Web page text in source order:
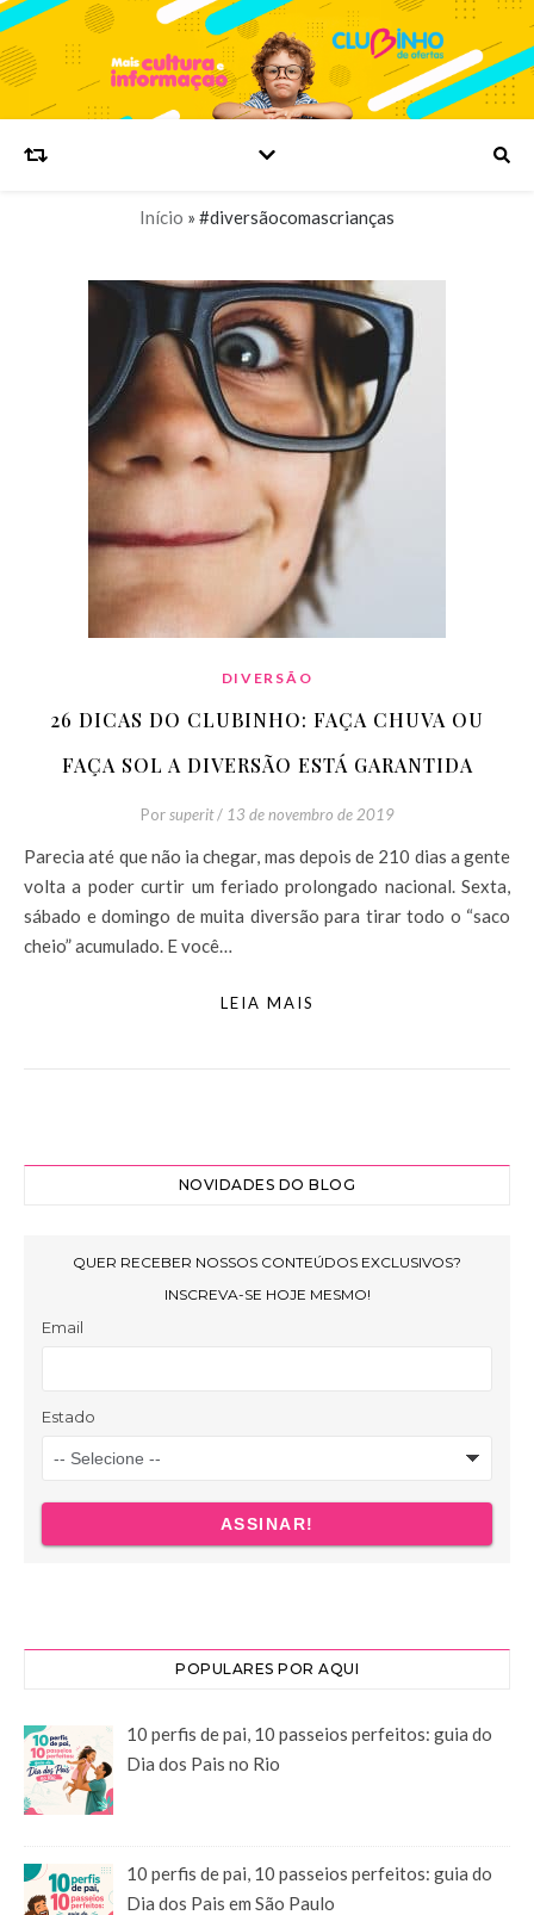
Início » #diversãocomascrianças
DIVERSÃO
26 DICAS DO CLUBINHO: FAÇA CHUVA OU
FAÇA SOL A DIVERSÃO ESTÁ GARANTIDA
Por superit / 13 de novembro de 2019
Parecia até que não ia chegar, mas depois de 210 dias a gente
volta a poder curtir um feriado prolongado nacional. Sexta,
sábado e domingo de muita diversão para tirar todo o “saco
cheio” acumulado. E você…
LEIA MAIS
NOVIDADES DO BLOG
POPULARES POR AQUI
10 perfis de pai, 10 passeios perfeitos: guia do
Dia dos Pais no Rio
10 perfis de pai, 10 passeios perfeitos: guia do
Dia dos Pais em São Paulo